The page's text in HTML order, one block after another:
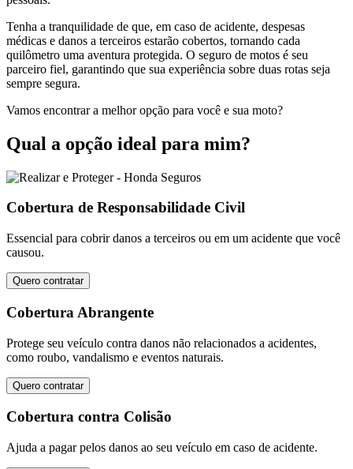
Tenha a tranquilidade de que, em caso de acidente, despesas
médicas e danos a terceiros estarão cobertos, tornando cada
quilômetro uma aventura protegida. O seguro de motos é seu
parceiro fiel, garantindo que sua experiência sobre duas rotas seja
sempre segura.
Vamos encontrar a melhor opção para você e sua moto?
Qual a opção ideal para mim?
Cobertura de Responsabilidade Civil
Essencial para cobrir danos a terceiros ou em um acidente que você
causou.
Quero contratar
Cobertura Abrangente
Protege seu veículo contra danos não relacionados a acidentes,
como roubo, vandalismo e eventos naturais.
Quero contratar
Cobertura contra Colisão
Ajuda a pagar pelos danos ao seu veículo em caso de acidente.